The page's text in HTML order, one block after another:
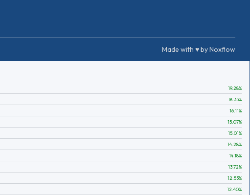
Made with ♥ by Noxflow
19.28%
18.33%
16.11%
15.07%
15.01%
14.28%
14.18%
13.72%
12.53%
12.40%